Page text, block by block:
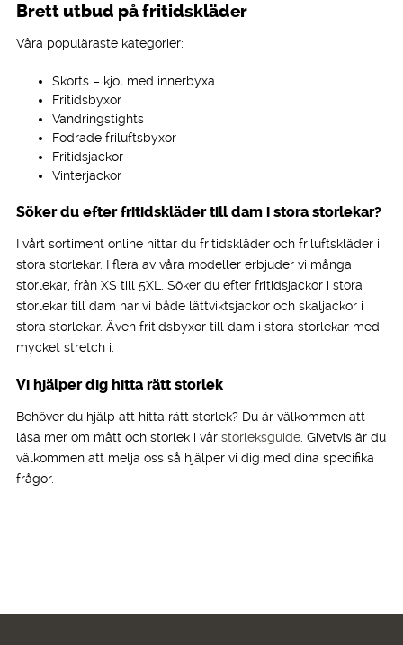
Brett utbud på fritidskläder
Våra populäraste kategorier:
Skorts – kjol med innerbyxa
Fritidsbyxor
Vandringstights
Fodrade friluftsbyxor
Fritidsjackor
Vinterjackor
Söker du efter fritidskläder till dam i stora storlekar?
I vårt sortiment online hittar du fritidskläder och friluftskläder i
stora storlekar. I flera av våra modeller erbjuder vi många
storlekar, från XS till 5XL. Söker du efter fritidsjackor i stora
storlekar till dam har vi både lättviktsjackor och skaljackor i
stora storlekar. Även fritidsbyxor till dam i stora storlekar med
mycket stretch i.
Vi hjälper dig hitta rätt storlek
Behöver du hjälp att hitta rätt storlek? Du är välkommen att
läsa mer om mått och storlek i vår storleksguide. Givetvis är du
välkommen att melja oss så hjälper vi dig med dina specifika
frågor.